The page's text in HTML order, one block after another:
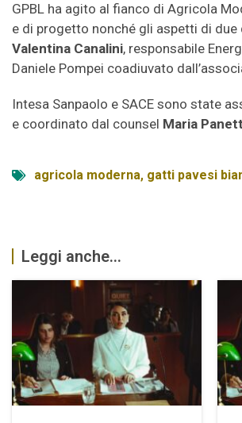
GPBL ha agito al fianco di Agricola
e di progetto nonché gli aspetti di
Valentina Canalini, responsabile
Daniele Pompei coadiuvato
Intesa Sanpaolo e SACE sono state
e coordinato dal counsel Maria
agricola moderna, gatti pavesi
Leggi anche...